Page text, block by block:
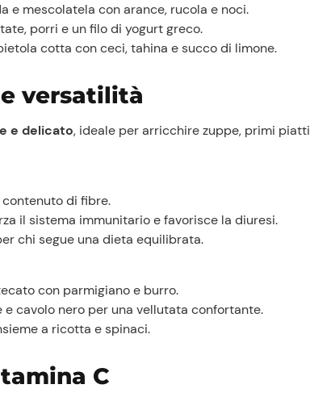
Prezzi Rossetto
Ricette
Storie
Lavora con noi
e mescolatela con arance, rucola e noci.
porri e un filo di yogurt greco.
cotta con ceci, tahina e succo di limone.
versatilità
e delicato, ideale per arricchire zuppe, primi piatti
di fibre.
il sistema immunitario e favorisce la diuresi.
chi segue una dieta equilibrata.
con parmigiano e burro.
cavolo nero per una vellutata confortante.
a ricotta e spinaci.
C